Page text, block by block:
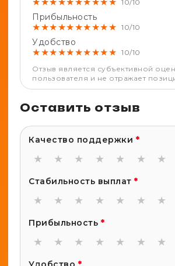
★★★★★★★★★★ 10/10
Прибыльность
★★★★★★★★★★ 10/10
Удобство
★★★★★★★★★★ 10/10
Отзыв является субъективной
пользователя и не отражает
Оставить отзыв
Качество поддержки *
★ ★ ★ ★ ★ ★ ★
Стабильность выплат *
★ ★ ★ ★ ★ ★ ★
Прибыльность *
★ ★ ★ ★ ★ ★ ★